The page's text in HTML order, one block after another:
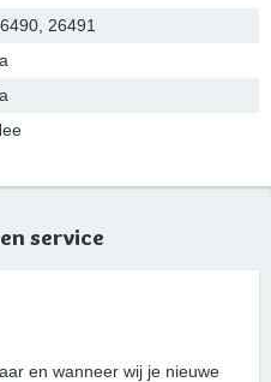
26491
service
en wanneer wij je nieuwe